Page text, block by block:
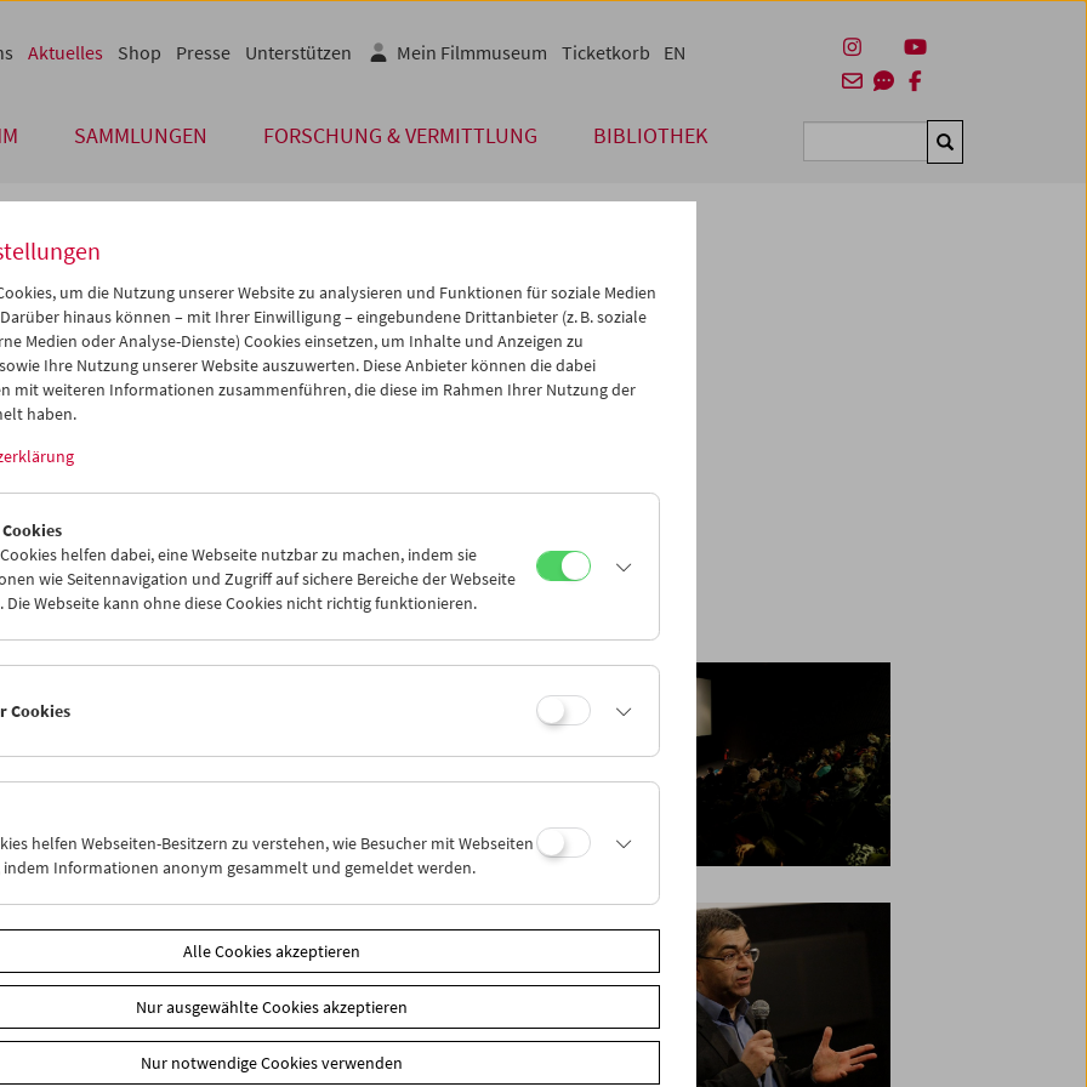
SAMMLUNGEN FORSCHUNG & VERMITTLUNG BIBLIOTHEK Suchen
Aktuelles Shop Presse Unterstützen Mein Filmmuseum Ticketkorb EN
Ennio Morricone
würdigt das Filmmuseum den berühmtesten Filmkomponisten
überhaupt den berühmtesten Komponisten – des 20. Jahrhunderts:
Italienisches Kulturinstitut Wien),
den internationalen Organisationen) und Stefano Beltrame
Botschafter in Wien) anwesend.
um die Nutzung unserer Website zu analysieren und Funktionen für soziale Medien
hinaus können – mit Ihrer Einwilligung – eingebundene Drittanbieter (z. B. soziale
Medien oder Analyse-Dienste) Cookies einsetzen, um Inhalte und Anzeigen zu
Ihre Nutzung unserer Website auszuwerten. Diese Anbieter können die dabei
mit weiteren Informationen zusammenführen, die diese im Rahmen Ihrer Nutzung der
haben.
helfen dabei, eine Webseite nutzbar zu machen, indem sie
wie Seitennavigation und Zugriff auf sichere Bereiche der Webseite
Die Webseite kann ohne diese Cookies nicht richtig funktionieren.
Cookies
helfen Webseiten-Besitzern zu verstehen, wie Besucher mit Webseiten
indem Informationen anonym gesammelt und gemeldet werden.
Alle Cookies akzeptieren
Nur ausgewählte Cookies akzeptieren
Nur notwendige Cookies verwenden